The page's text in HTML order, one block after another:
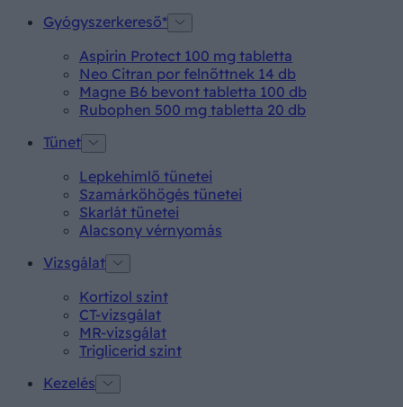
Gyógyszerkereső*
Aspirin Protect 100 mg tabletta
Neo Citran por felnőttnek 14 db
Magne B6 bevont tabletta 100 db
Rubophen 500 mg tabletta 20 db
Tünet
Lepkehimlő tünetei
Szamárköhögés tünetei
Skarlát tünetei
Alacsony vérnyomás
Vizsgálat
Kortizol szint
CT-vizsgálat
MR-vizsgálat
Triglicerid szint
Kezelés